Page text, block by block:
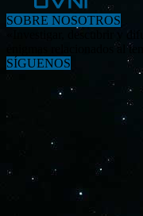
SOBRE NOSOTROS
«Investigar, descubrir y
enigmas relacionados al
SÍGUENOS